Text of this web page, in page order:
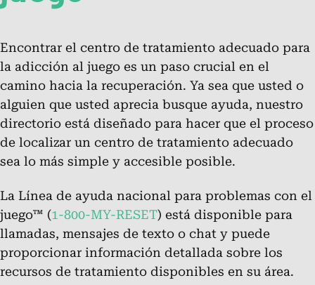
Chat.
Chat Online
Acerca de la Línea de ayuda
nacional para problemas con el
juego™
Infórmese sobre los servicios de la línea de ayuda para
las personas afectadas por problemas con el juego.
Preguntas frecuentes: ¿Qué son los
Encontrar el centro de tratamiento adecuado para
la adicción al juego es un paso crucial en el
camino hacia la recuperación. Ya sea que usted o
alguien que usted aprecia busque ayuda, nuestro
directorio está diseñado para hacer que el proceso
de localizar un centro de tratamiento adecuado
sea lo más simple y accesible posible.
La Línea de ayuda nacional para problemas con el
juego™ (1-800-MY-RESET) está disponible para
llamadas, mensajes de texto o chat y puede
proporcionar información detallada sobre los
recursos de tratamiento disponibles en su área.